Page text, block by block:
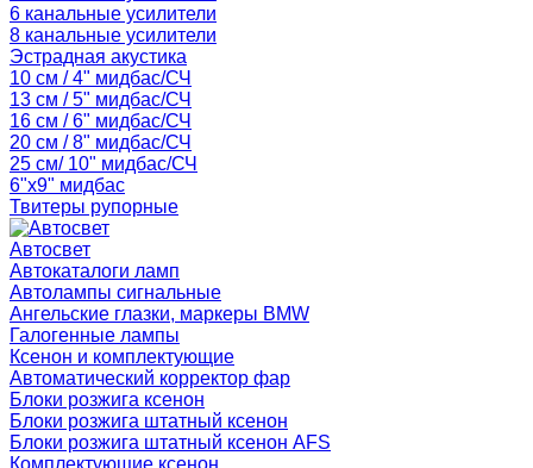
6 канальные усилители
8 канальные усилители
Эстрадная акустика
10 см / 4" мидбас/СЧ
13 см / 5" мидбас/СЧ
16 см / 6" мидбас/СЧ
20 см / 8" мидбас/СЧ
25 см/ 10" мидбас/СЧ
6"x9" мидбас
Твитеры рупорные
Автосвет
Автокаталоги ламп
Автолампы сигнальные
Ангельские глазки, маркеры BMW
Галогенные лампы
Ксенон и комплектующие
Автоматический корректор фар
Блоки розжига ксенон
Блоки розжига штатный ксенон
Блоки розжига штатный ксенон AFS
Комплектующие ксенон